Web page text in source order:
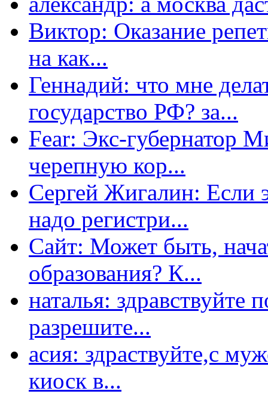
Виктор: Оказание
на как...
Геннадий: что мне
государство РФ? за...
Fear: Экс-губернатор
черепную кор...
Сергей Жигалин: Если
надо регистри...
Сайт: Может быть,
образования? К...
наталья: здравствуйте
разрешите...
асия: здраствуйте,с
киоск в...